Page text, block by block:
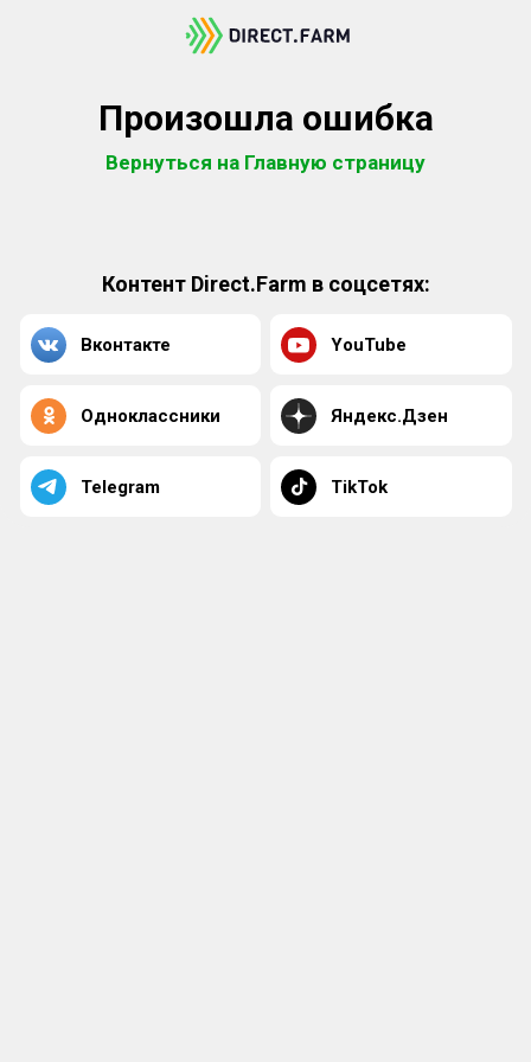
Произошла ошибка
Вернуться на Главную страницу
Контент Direct.Farm в соцсетях:
Вконтакте YouTube
Одноклассники Яндекс.Дзен
Telegram TikTok